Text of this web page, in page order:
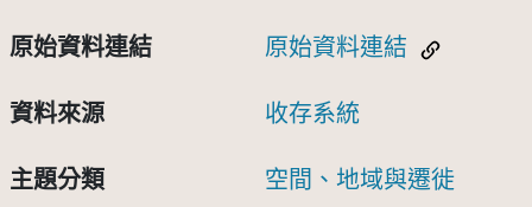
原始資料連結 原始資料連結
資料來源 收存系統
主題分類 空間、地域與遷徙